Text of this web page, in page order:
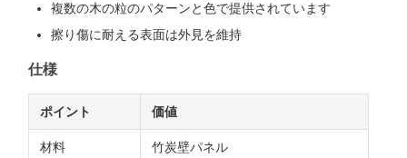
複数の木の粒のパターンと色で提供されています
擦り傷に耐える表面は外見を維持
仕様
ポイント 価値
材料 竹炭壁パネル